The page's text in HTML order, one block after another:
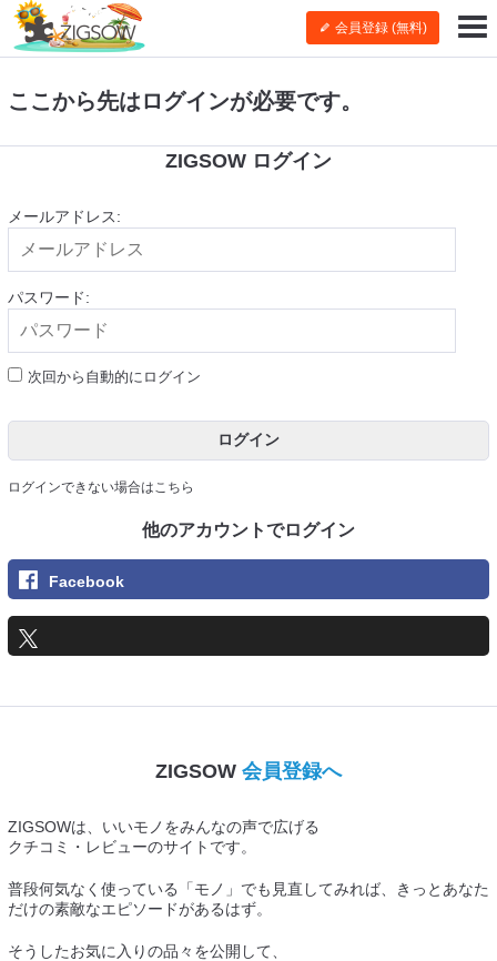
会員登録 (無料)
ここから先はログインが必要です。
ZIGSOW ログイン
メールアドレス:
パスワード:
次回から自動的にログイン
ログイン
ログインできない場合はこちら
他のアカウントでログイン
Facebook
ZIGSOW 会員登録へ
ZIGSOWは、いいモノをみんなの声で広げる
クチコミ・レビューのサイトです。
普段何気なく使っている「モノ」でも見直してみれば、きっとあなた
だけの素敵なエピソードがあるはず。
そうしたお気に入りの品々を公開して、